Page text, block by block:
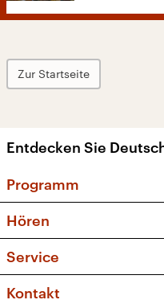
Zur Startseite
Entdecken Sie
Programm
Sendungen und
Musikliste
Kakadu – Das
Hören
Frequenzen
Service
FAQ
Kontakt